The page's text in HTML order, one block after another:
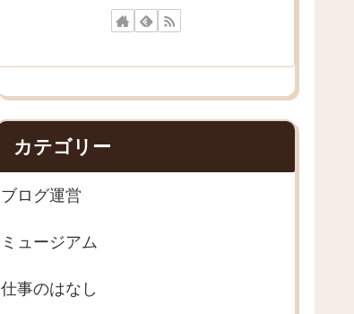
カテゴリー
ブログ運営
ミュージアム
仕事のはなし